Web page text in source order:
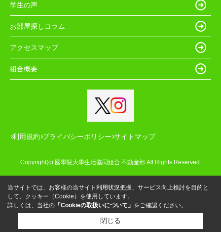
学生の声
お部屋探しコラム
アクセスマップ
組合概要
利用規約 プライバシーポリシー サイトマップ
Copyright(c) 國學院大學生活協同組合 不動産部 All Rights Reserved.
当サイトでは、お客様の当サイト利用状況把握、サービス向上検討を目的と
して、クッキー（Cookie）を使用しています。
詳しくは、当社の 「Cookieの取扱いについて」 をご確認ください。
閉じる